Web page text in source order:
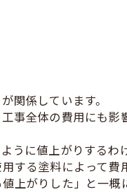
関係しています。
事全体の費用にも影
うに値上がりするわ
する塗料によって費
上がりした」と一概